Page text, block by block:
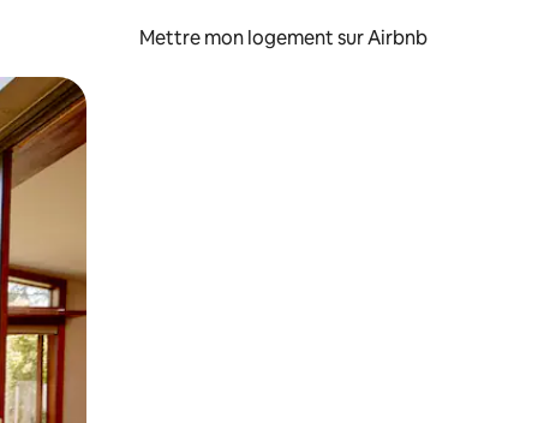
Mettre mon logement sur Airbnb